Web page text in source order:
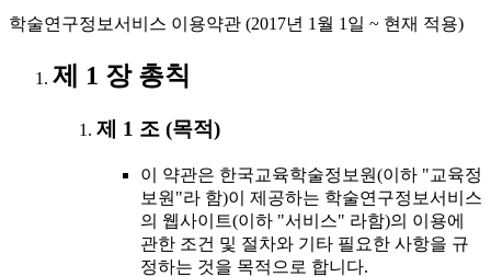
학술연구정보서비스 이용약관 (2017년 1월 1일 ~ 현재 적용)
제 1 장 총칙
제 1 조 (목적)
이 약관은 한국교육학술정보원(이하 "교육정
보원"라 함)이 제공하는 학술연구정보서비스
의 웹사이트(이하 "서비스" 라함)의 이용에
관한 조건 및 절차와 기타 필요한 사항을 규
정하는 것을 목적으로 합니다.